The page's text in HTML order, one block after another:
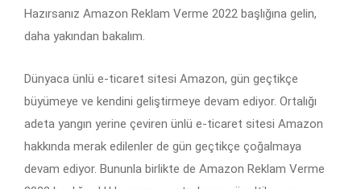
Hazırsanız Amazon Reklam Verme 2022 başlığına gelin,
daha yakından bakalım.
Dünyaca ünlü e-ticaret sitesi Amazon, gün geçtikçe
büyümeye ve kendini geliştirmeye devam ediyor. Ortalığı
adeta yangın yerine çeviren ünlü e-ticaret sitesi Amazon
hakkında merak edilenler de gün geçtikçe çoğalmaya
devam ediyor. Bununla birlikte de Amazon Reklam Verme